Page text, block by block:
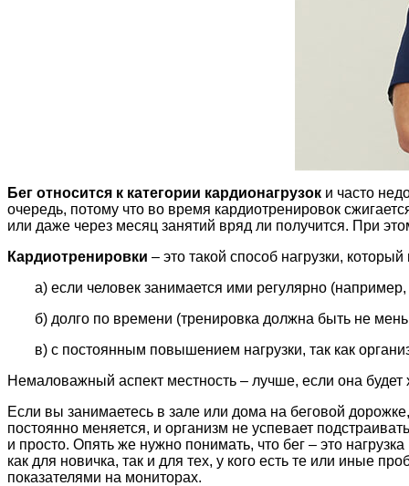
Бег относится к категории кардионагрузок и часто
очередь, потому что во время кардиотренировок
или даже через месяц занятий вряд ли получится. При
Кардиотренировки – это такой способ нагрузки,
а) если человек занимается ими регулярно
б) долго по времени (тренировка должна быть не
в) с постоянным повышением нагрузки, так как
Немаловажный аспект местность – лучше, если она
Если вы занимаетесь в зале или дома на беговой
постоянно меняется, и организм не успевает
и просто. Опять же нужно понимать, что бег – это
как для новичка, так и для тех, у кого есть те или иные
показателями на мониторах.